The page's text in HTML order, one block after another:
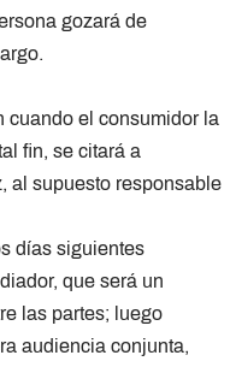
gozará de
cuando el consumidor la
fin, se citará a
al supuesto responsable
días siguientes
que será un
las partes; luego
audiencia conjunta,